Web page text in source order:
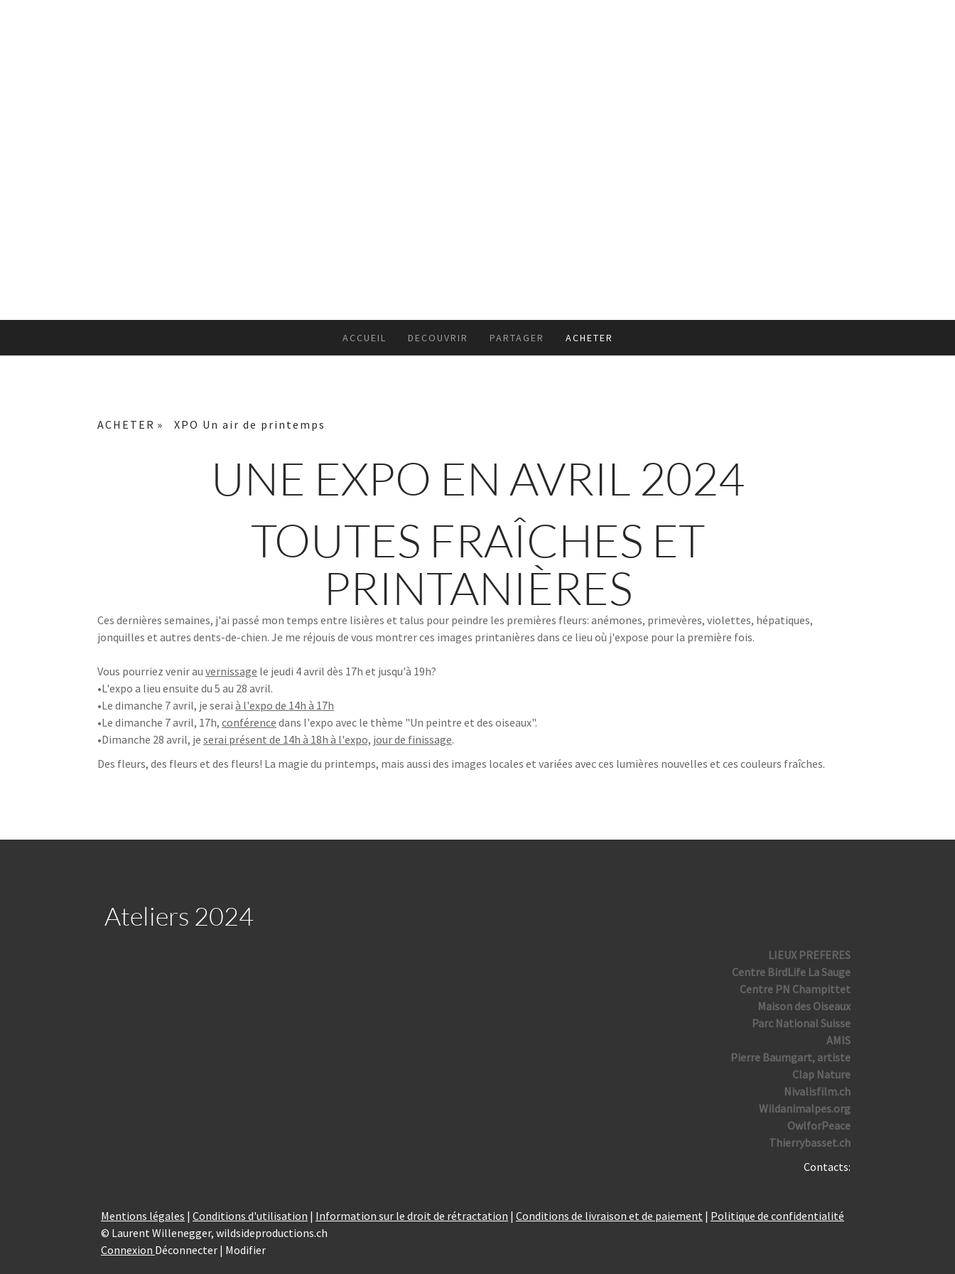
ACCUEIL DECOUVRIR PARTAGER ACHETER
ACHETER XPO Un air de printemps
UNE EXPO EN AVRIL 2024
TOUTES FRAÎCHES ET
PRINTANIÈRES
Ces dernières semaines, j'ai passé mon temps entre lisières et talus pour peindre les premières fleurs: anémones, primevères, violettes, hépatiques,
jonquilles et autres dents-de-chien. Je me réjouis de vous montrer ces images printanières dans ce lieu où j'expose pour la première fois.
Vous pourriez venir au vernissage le jeudi 4 avril dès 17h et jusqu'à 19h?
•L'expo a lieu ensuite du 5 au 28 avril.
•Le dimanche 7 avril, je serai à l'expo de 14h à 17h
•Le dimanche 7 avril, 17h, conférence dans l'expo avec le thème "Un peintre et des oiseaux".
•Dimanche 28 avril, je serai présent de 14h à 18h à l'expo, jour de finissage.
Des fleurs, des fleurs et des fleurs! La magie du printemps, mais aussi des images locales et variées avec ces lumières nouvelles et ces couleurs fraîches.
Ateliers 2024
LIEUX PREFERES
Centre BirdLife La Sauge
Centre PN Champittet
Maison des Oiseaux
Parc National Suisse
AMIS
Pierre Baumgart, artiste
Clap Nature
Nivalisfilm.ch
Wildanimalpes.org
OwlforPeace
Thierrybasset.ch
Contacts:
Mentions légales | Conditions d'utilisation | Information sur le droit de rétractation | Conditions de livraison et de paiement | Politique de confidentialité
© Laurent Willenegger, wildsideproductions.ch
Connexion Déconnecter | Modifier